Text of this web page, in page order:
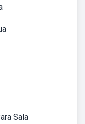
Sala